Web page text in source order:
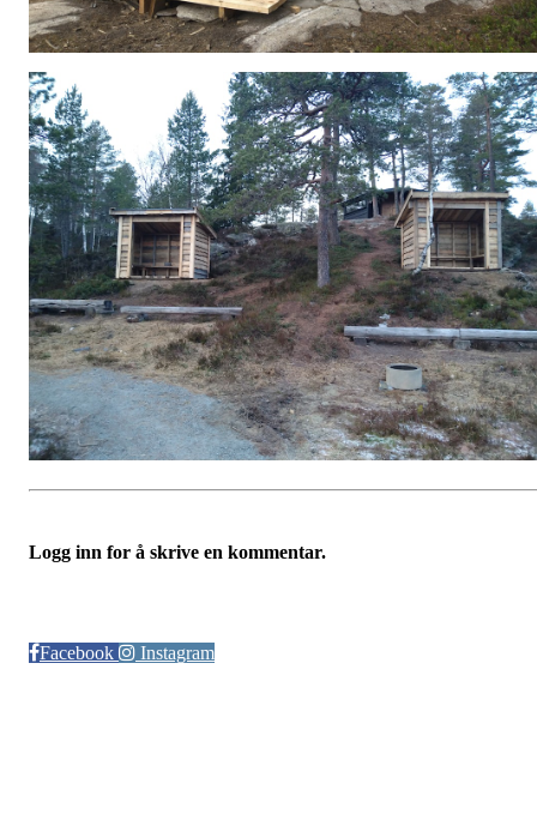
Logg inn for å skrive en kommentar.
Facebook
Instagram